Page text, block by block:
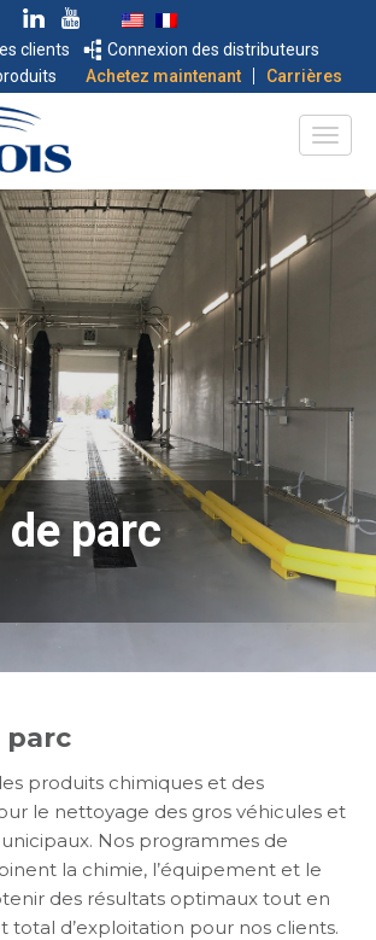
clients
Connexion des distributeurs
Achetez maintenant | Carrières
de parc
parc
produits chimiques et des
le nettoyage des gros véhicules et
Nos programmes de
la chimie, l’équipement et le
des résultats optimaux tout en
total d’exploitation pour nos clients.